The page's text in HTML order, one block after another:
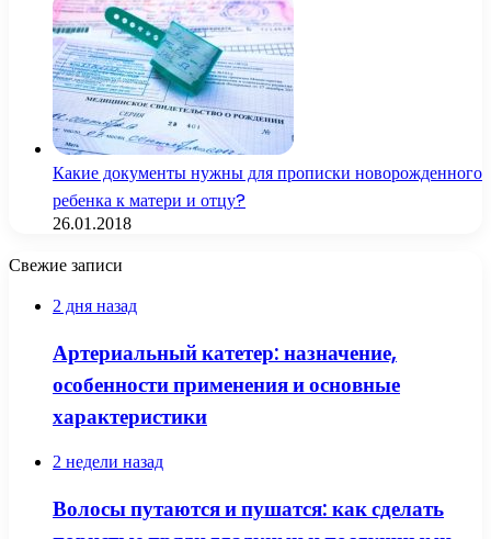
Какие документы нужны для прописки новорожденного
ребенка к матери и отцу?
26.01.2018
Свежие записи
2 дня назад
Артериальный катетер: назначение,
особенности применения и основные
характеристики
2 недели назад
Волосы путаются и пушатся: как сделать